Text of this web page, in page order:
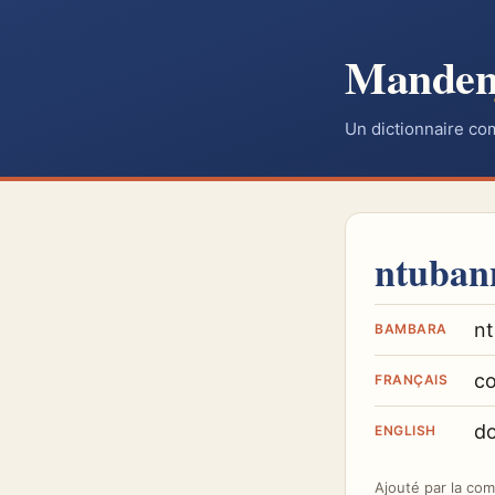
Un dictionnaire
BAMBARA
FRANÇAIS
ENGLISH
Ajouté par la